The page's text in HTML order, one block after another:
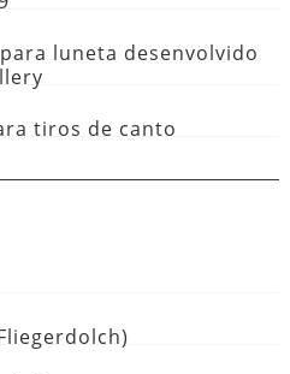
luneta desenvolvido
tiros de canto